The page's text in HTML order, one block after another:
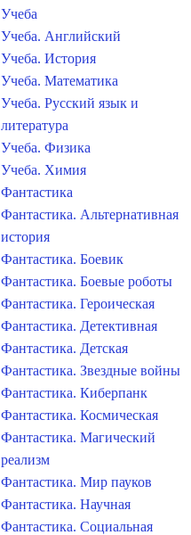
Учеба
Учеба. Английский
Учеба. История
Учеба. Математика
Учеба. Русский язык и
литература
Учеба. Физика
Учеба. Химия
Фантастика
Фантастика. Альтернативная
история
Фантастика. Боевик
Фантастика. Боевые роботы
Фантастика. Героическая
Фантастика. Детективная
Фантастика. Детская
Фантастика. Звездные войны
Фантастика. Киберпанк
Фантастика. Космическая
Фантастика. Магический
реализм
Фантастика. Мир пауков
Фантастика. Научная
Фантастика. Социальная